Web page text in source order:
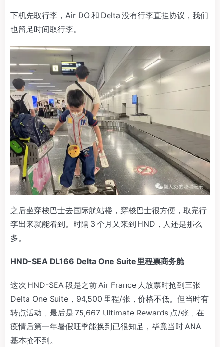
下机先取行李，Air DO 和 Delta 没有行李直挂协议，我们
也留足时间取行李。
之后坐穿梭巴士去国际航站楼，穿梭巴士很方便，取完行
李出来就能看到。时隔 3 个月又来到 HND，人还是那么
多。
HND-SEA DL166 Delta One Suite 里程票商务舱
这次 HND-SEA 段是之前 Air France 大放票时抢到三张
Delta One Suite，94,500 里程/张，价格不低。但当时有
转点活动，最后是 75,667 Ultimate Rewards 点/张，在
疫情后第一年暑假旺季能换到已很知足，毕竟当时 ANA
基本抢不到。